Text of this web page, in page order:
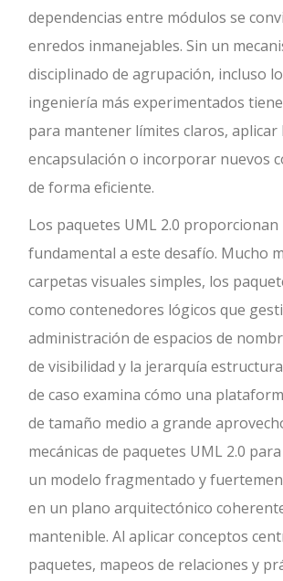
dependencias entre módulos se
enredos inmanejables. Sin un
disciplinado de agrupación, incluso
ingeniería más experimentados
para mantener límites claros, aplicar
encapsulación o incorporar nuevos
de forma eficiente.
Los paquetes UML 2.0 proporcionan
fundamental a este desafío. Mucho
carpetas visuales simples, los
como contenedores lógicos que
administración de espacios de
de visibilidad y la jerarquía
de caso examina cómo una
de tamaño medio a grande
mecánicas de paquetes UML 2.0
un modelo fragmentado y
en un plano arquitectónico
mantenible. Al aplicar conceptos
paquetes, mapeos de relaciones y